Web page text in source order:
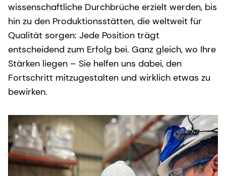
wissenschaftliche Durchbrüche erzielt werden, bis
hin zu den Produktionsstätten, die weltweit für
Qualität sorgen: Jede Position trägt
entscheidend zum Erfolg bei. Ganz gleich, wo Ihre
Stärken liegen – Sie helfen uns dabei, den
Fortschritt mitzugestalten und wirklich etwas zu
bewirken.